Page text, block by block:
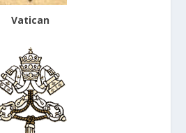
Vatican